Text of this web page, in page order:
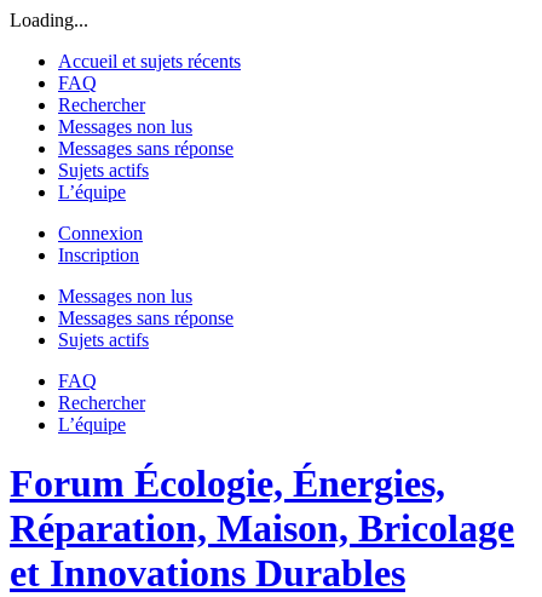
Loading...
Accueil et sujets récents
FAQ
Rechercher
Messages non lus
Messages sans réponse
Sujets actifs
L’équipe
Connexion
Inscription
Messages non lus
Messages sans réponse
Sujets actifs
FAQ
Rechercher
L’équipe
Forum Écologie, Énergies,
Réparation, Maison, Bricolage
et Innovations Durables